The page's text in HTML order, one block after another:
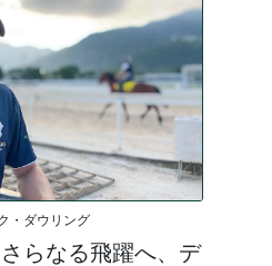
・ダウリング
らなる飛躍へ、デ